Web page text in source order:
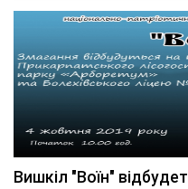
Вишкіл "Воїн"